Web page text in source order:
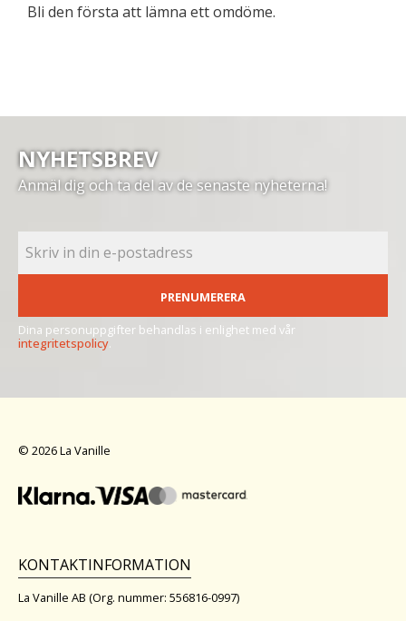
Bli den första att lämna ett omdöme.
NYHETSBREV
Anmäl dig och ta del av de senaste nyheterna!
PRENUMERERA
Dina personuppgifter behandlas i enlighet med vår
integritetspolicy.
© 2026 La Vanille
KONTAKTINFORMATION
La Vanille AB (Org. nummer: 556816-0997)